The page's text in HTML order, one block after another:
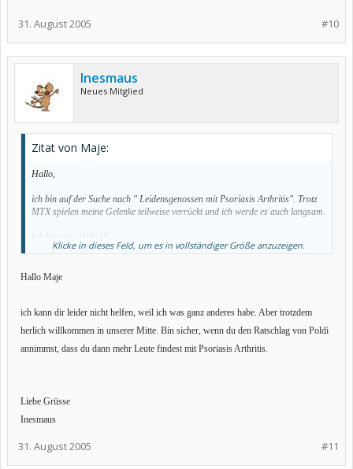
#10
31. August 2005
Inesmaus
Neues Mitglied
Zitat von Maje:
Hallo,
ich bin auf der Suche nach " Leidensgenossen mit Psoriasis Arthritis". Trotz
MTX spielen meine Gelenke teilweise verrückt und ich werde es auch langsam.
Ich brauche Hilfe !!!
Klicke in dieses Feld, um es in vollständiger Größe anzuzeigen.
Hallo Maje
ich kann dir leider nicht helfen, weil ich was ganz anderes habe. Aber trotzdem
herlich willkommen in unserer Mitte. Bin sicher, wenn du den Ratschlag von Poldi
annimmst, dass du dann mehr Leute findest mit Psoriasis Arthritis.
Liebe Grüsse
Inesmaus
#11
31. August 2005